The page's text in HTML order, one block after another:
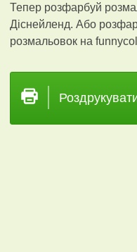
Тепер розфарбуй
Діснейленд. Або
розмальовок на